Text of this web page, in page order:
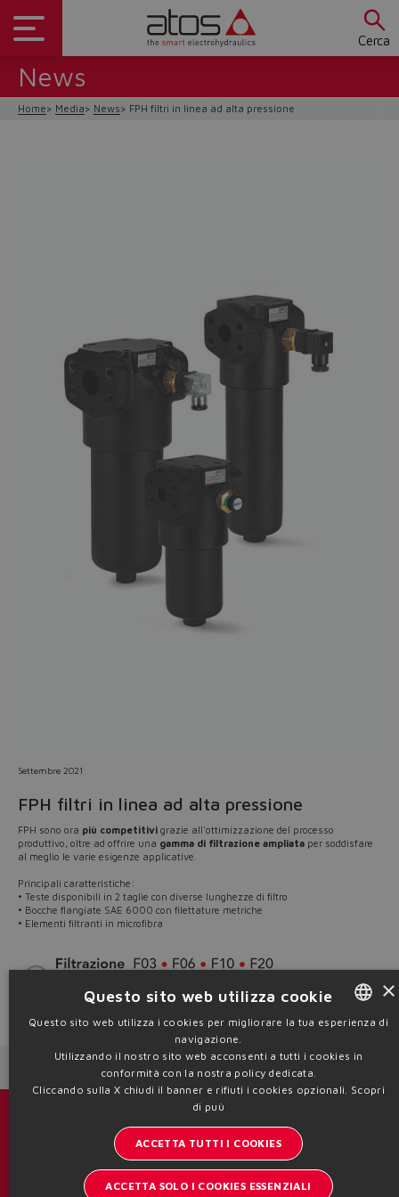
Cerca
Do you want to leave the
configurator?
The running selection will be
News
Home Media News FPH filtri in linea ad alta pressione
Settembre 2021
FPH filtri in linea ad alta pressione
FPH sono ora più competitivi grazie all'ottimizzazione del processo
produttivo, oltre ad offrire una gamma di filtrazione ampliata per soddisfare
al meglio le varie esigenze applicative.
Principali caratteristiche:
• Teste disponibili in 2 taglie con diverse lunghezze di filtro
• Bocche flangiate SAE 6000 con filettature metriche
​​​​​​​• Elementi filtranti in microfibra
Source: NW21-18
Resta aggiornato sul mondo Atos
Iscrizione newsletter
GERMAN
×
Questo sito web utilizza cookie
Questo sito web utilizza i cookies per migliorare la tua esperienza di
navigazione.
Utilizzando il nostro sito web acconsenti a tutti i cookies in
conformità con la nostra policy dedicata.
Cliccando sulla X chiudi il banner e rifiuti i cookies opzionali. Scopri
di puù
ACCETTA TUTTI I COOKIES
ACCETTA SOLO I COOKIES ESSENZIALI